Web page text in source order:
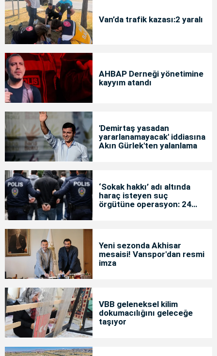
Van’da trafik kazası:2 yaralı
AHBAP Derneği yönetimine
kayyım atandı
'Demirtaş yasadan
yararlanamayacak' iddiasına
Akın Gürlek'ten yalanlama
‘Sokak hakkı’ adı altında
haraç isteyen suç
örgütüne operasyon: 24
Yeni sezonda Akhisar
mesaisi! Vanspor'dan resmi
imza
VBB geleneksel kilim
dokumacılığını geleceğe
taşıyor